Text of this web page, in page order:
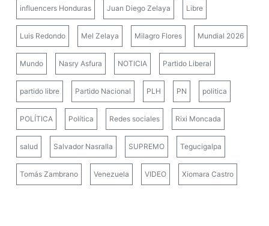
influencers Honduras Juan Diego Zelaya Libre
Luis Redondo Mel Zelaya Milagro Flores Mundial 2026
Mundo Nasry Asfura NOTICIA Partido Liberal
partido libre Partido Nacional PLH PN politica
POLÍTICA Política Redes sociales Rixi Moncada
salud Salvador Nasralla SUPREMO Tegucigalpa
Tomás Zambrano Venezuela VIDEO Xiomara Castro